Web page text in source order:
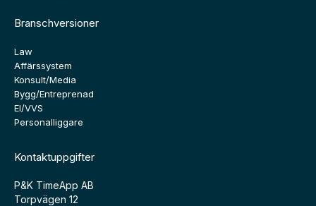
Branschversioner
Law
Affärssystem
Konsult/Media
Bygg/Entreprenad
El/VVS
Personalliggare
Kontaktuppgifter
P&K TimeApp AB
Torpvägen 12